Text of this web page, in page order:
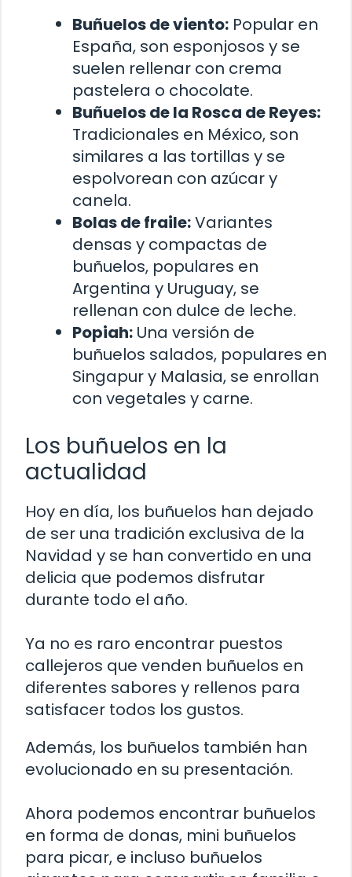
Buñuelos de viento: Popular en
España, son esponjosos y se
suelen rellenar con crema
pastelera o chocolate.
Buñuelos de la Rosca de Reyes:
Tradicionales en México, son
similares a las tortillas y se
espolvorean con azúcar y
canela.
Bolas de fraile:Variantes
densas y compactas de
buñuelos, populares en
Argentina y Uruguay, se
rellenan con dulce de leche.
Popiah: Una versión de
buñuelos salados, populares en
Singapur y Malasia, se enrollan
con vegetales y carne.
Los buñuelos en la
actualidad
Hoy en día, los buñuelos han dejado
de ser una tradición exclusiva de la
Navidad y se han convertido en una
delicia que podemos disfrutar
durante todo el año.
Ya no es raro encontrar puestos
callejeros que venden buñuelos en
diferentes sabores y rellenos para
satisfacer todos los gustos.
Además, los buñuelos también han
evolucionado en su presentación.
Ahora podemos encontrar buñuelos
en forma de donas, mini buñuelos
para picar, e incluso buñuelos